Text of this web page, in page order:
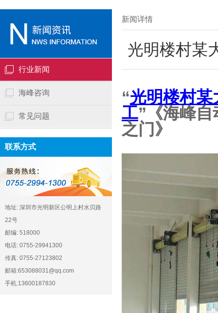
行业新闻
海峰咨询
常见问题
联系方式
地址: 深圳市光明新区公明上村水贝路
22号
邮编: 518000
电话: 0755-29941300
传真: 0755-27123802
邮箱:653088031@qq.com
手机:13600187830
新闻详情
光明楼村某
“光明楼村
工”《海峰
之门》